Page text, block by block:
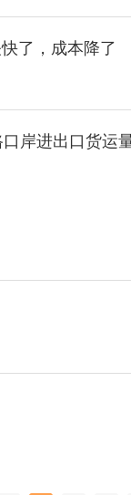
了，成本降了
岸进出口货运